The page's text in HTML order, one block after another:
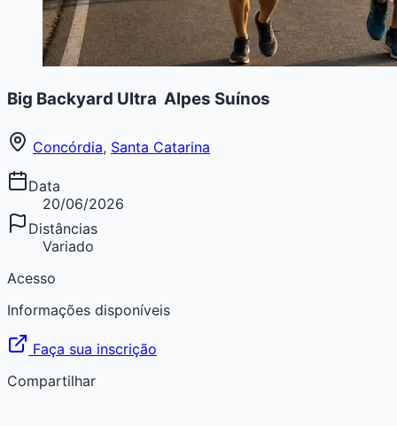
Big Backyard Ultra  Alpes Suínos
Concórdia, Santa Catarina
Data
20/06/2026
Distâncias
Variado
Acesso
Informações disponíveis
Faça sua inscrição
Compartilhar